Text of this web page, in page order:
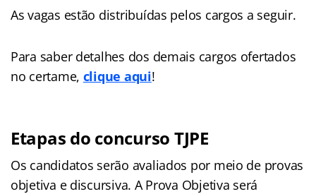
As vagas estão distribuídas pelos cargos a seguir.
Para saber detalhes dos demais cargos ofertados
no certame, clique aqui!
Etapas do concurso TJPE
Os candidatos serão avaliados por meio de provas
objetiva e discursiva. A Prova Objetiva será